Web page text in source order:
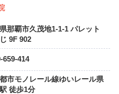
那覇市久茂地1-1-1 パレット
9F 902
659-414
市モノレール線ゆいレール県
徒歩1分